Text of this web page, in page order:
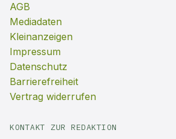
AGB
Mediadaten
Kleinanzeigen
Impressum
Datenschutz
Barrierefreiheit
Vertrag widerrufen
KONTAKT ZUR REDAKTION